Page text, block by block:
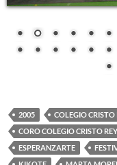
2005
COLEGIO CRISTO
CORO COLEGIO CRISTO
ESPERANZARTE